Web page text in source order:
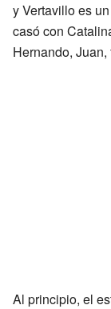
y Vertavillo es
casó con
Hernando,
Al principio, el